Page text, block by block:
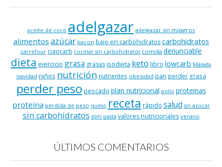
aceite de coco adelgazar adelgazar sin milagros
alimentos azúcar bacon bajo en carbohidratos carbohidratos
carrefour ciaocarb cocinar sin carbohidratos comida denunciable
dieta ejercicio grasa grasasisodieta keto libro lowcarb Málaga
navidad niños nutrición nutrientes obesidad pan perder grasa
perder peso pescado plan nutricional pollo proteinas
proteína pérdida de peso queso receta rápido salud sin azúcar
sin carbohidratos slim pasta valores nutricionales verano
ÚLTIMOS COMENTARIOS